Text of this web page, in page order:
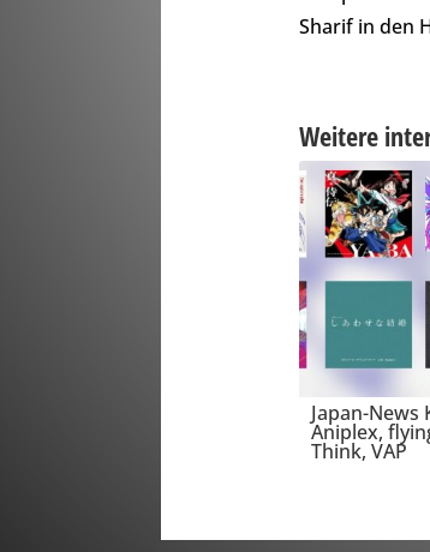
Sharif in den
Weitere
Japan-News
Aniplex,
Think, VAP